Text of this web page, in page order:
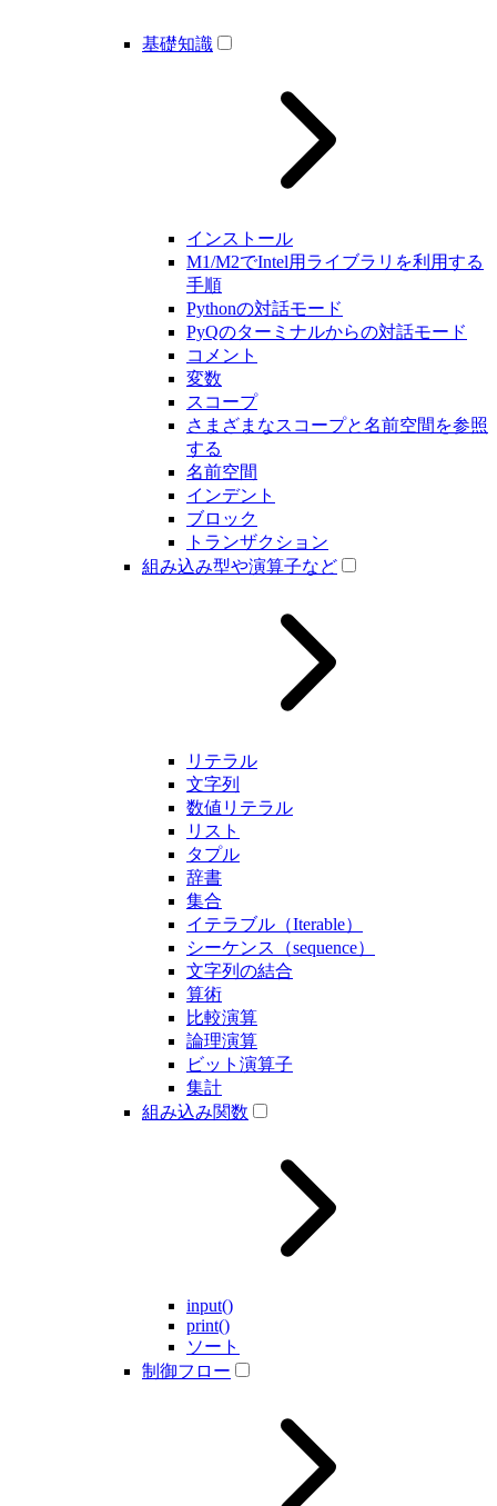
基礎知識
インストール
M1/M2でIntel用ライブラリを利用する
手順
Pythonの対話モード
PyQのターミナルからの対話モード
コメント
変数
スコープ
さまざまなスコープと名前空間を参照
する
名前空間
インデント
ブロック
トランザクション
組み込み型や演算子など
リテラル
文字列
数値リテラル
リスト
タプル
辞書
集合
イテラブル（Iterable）
シーケンス（sequence）
文字列の結合
算術
比較演算
論理演算
ビット演算子
集計
組み込み関数
input()
print()
ソート
制御フロー